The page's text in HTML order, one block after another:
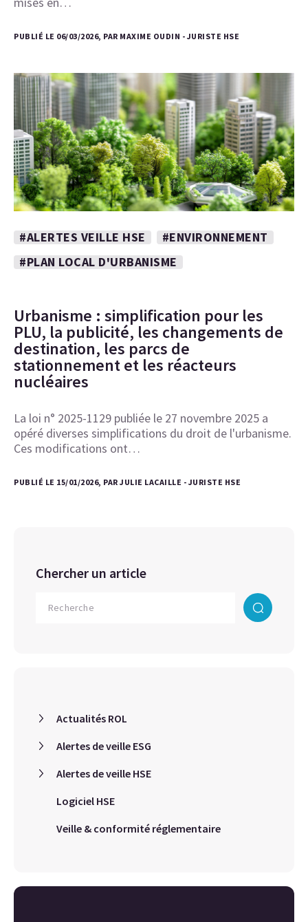
PUBLIÉ LE 06/03/2026, PAR MAXIME OUDIN - JURISTE HSE
#ALERTES VEILLE HSE
#ENVIRONNEMENT
#PLAN LOCAL D'URBANISME
Urbanisme : simplification pour les
PLU, la publicité, les changements de
destination, les parcs de
stationnement et les réacteurs
nucléaires
La loi n° 2025-1129 publiée le 27 novembre 2025 a
opéré diverses simplifications du droit de l'urbanisme.
Ces modifications ont…
PUBLIÉ LE 15/01/2026, PAR JULIE LACAILLE - JURISTE HSE
Chercher un article
Actualités ROL
Alertes de veille ESG
Alertes de veille HSE
Logiciel HSE
Veille & conformité réglementaire